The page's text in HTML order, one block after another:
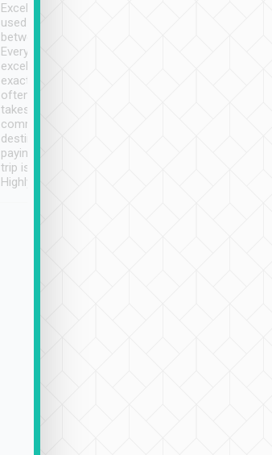
Excellent service. We have
used Tripool to travel
between cities in Taiwan.
Every driver has been
excellent and arrives
exactly on time. As there is
often limited English it
takes the difficulty out of
communicating the
destination details and
paying online prior to the
trip is very convenient.
Highly recommended